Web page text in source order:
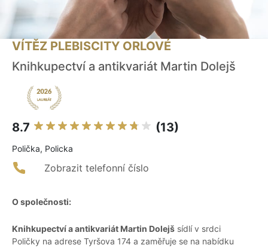
VÍTĚZ PLEBISCITY ORLOVÉ
Knihkupectví a antikvariát Martin Dolejš
8.7 (13)
Polička, Policka
Zobrazit telefonní číslo
O společnosti:
Knihkupectví a antikvariát Martin Dolejš sídlí v srdci
Poličky na adrese Tyršova 174 a zaměřuje se na nabídku